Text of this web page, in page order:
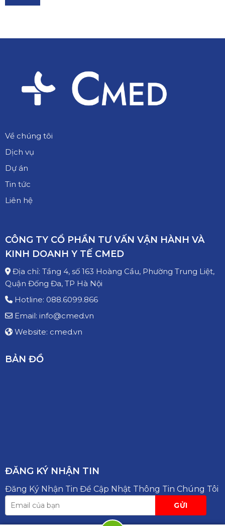
Về chúng tôi
Dịch vụ
Dự án
Tin tức
Liên hệ
CÔNG TY CỔ PHẦN TƯ VẤN VẬN HÀNH VÀ
KINH DOANH Y TẾ CMED
Địa chỉ: Tầng 4, số 163 Hoàng Cầu, Phường Trung Liệt,
Quận Đống Đa, TP Hà Nội
Hotline: 088.6099.866
Email: info@cmed.vn
Website: cmed.vn
BẢN ĐỒ
ĐĂNG KÝ NHẬN TIN
Đăng Ký Nhận Tin Để Cập Nhật Thông Tin Chúng Tôi